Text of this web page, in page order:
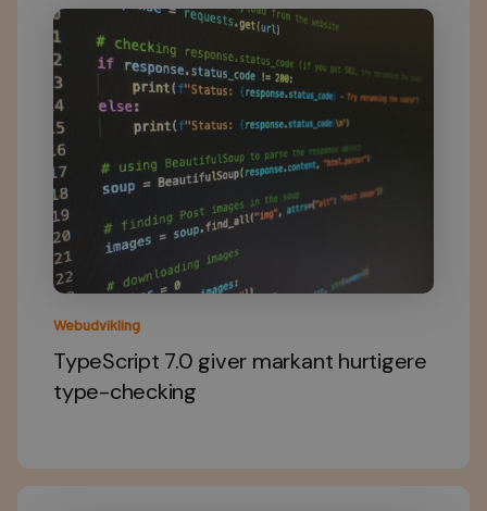
Webudvikling
TypeScript 7.0 giver markant hurtigere
type-checking